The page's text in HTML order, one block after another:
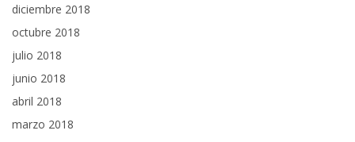
diciembre 2018
octubre 2018
julio 2018
junio 2018
abril 2018
marzo 2018